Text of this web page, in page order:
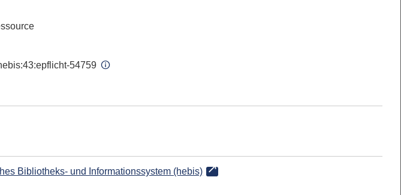
54759
Bibliotheks- und Informationssystem (hebis)